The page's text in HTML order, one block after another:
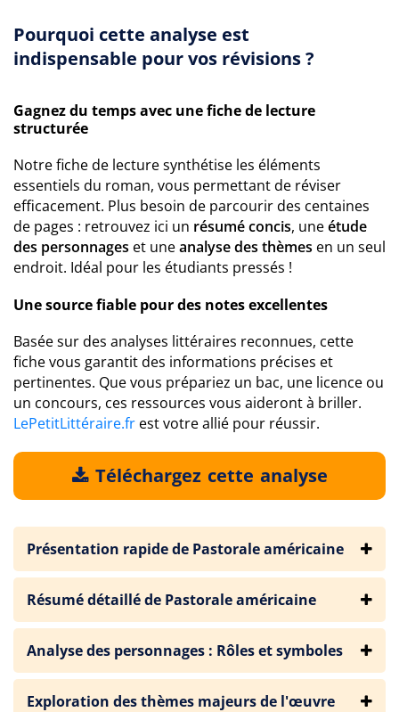
Pourquoi cette analyse est
indispensable pour vos révisions ?
Gagnez du temps avec une fiche de lecture
structurée
Notre fiche de lecture synthétise les éléments
essentiels du roman, vous permettant de réviser
efficacement. Plus besoin de parcourir des centaines
de pages : retrouvez ici un résumé concis, uneétude
des personnages et uneanalyse des thèmes en un seul
endroit. Idéal pour les étudiants pressés !
Une source fiable pour des notes excellentes
Basée sur des analyses littéraires reconnues, cette
fiche vous garantit des informations précises et
pertinentes. Que vous prépariez un bac, une licence ou
un concours, ces ressources vous aideront à briller.
LePetitLittéraire.fr est votre allié pour réussir.
Téléchargez cette analyse
Présentation rapide de Pastorale américaine
Résumé détaillé de Pastorale américaine
Analyse des personnages : Rôles et symboles
Exploration des thèmes majeurs de l'œuvre